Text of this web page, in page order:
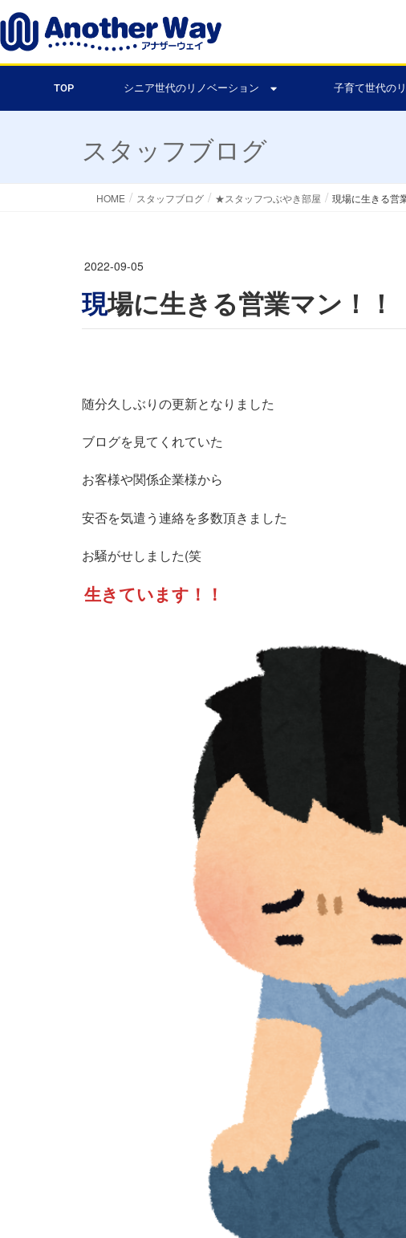
TOP シニア世代のリノベーション 子育て世代の
スタッフブログ
HOME スタッフブログ ★スタッフつぶやき部屋 現場に生きる営
2022-09-05
現場に生きる営業マン！！
随分久しぶりの更新となりました
ブログを見てくれていた
お客様や関係企業様から
安否を気遣う連絡を多数頂きました
お騒がせしました(笑
生きています！！